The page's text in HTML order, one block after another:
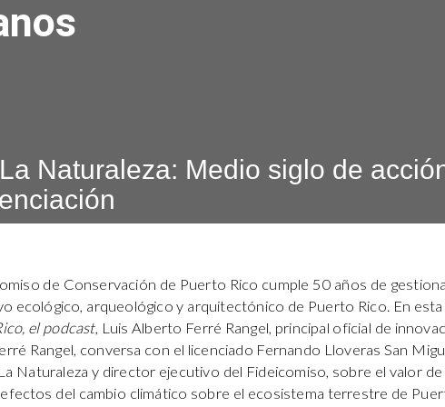
Naturaleza: Medio siglo de
de Conservación de Puerto Rico cumple 50 años de
ecológico, arqueológico y arquitectónico de Puerto Rico. En
el podcast, Luis Alberto Ferré Rangel, principal oficial de
Rangel, conversa con el licenciado Fernando Lloveras San
Naturaleza y director ejecutivo del Fideicomiso, sobre el valor
del cambio climático sobre el ecosistema terrestre de